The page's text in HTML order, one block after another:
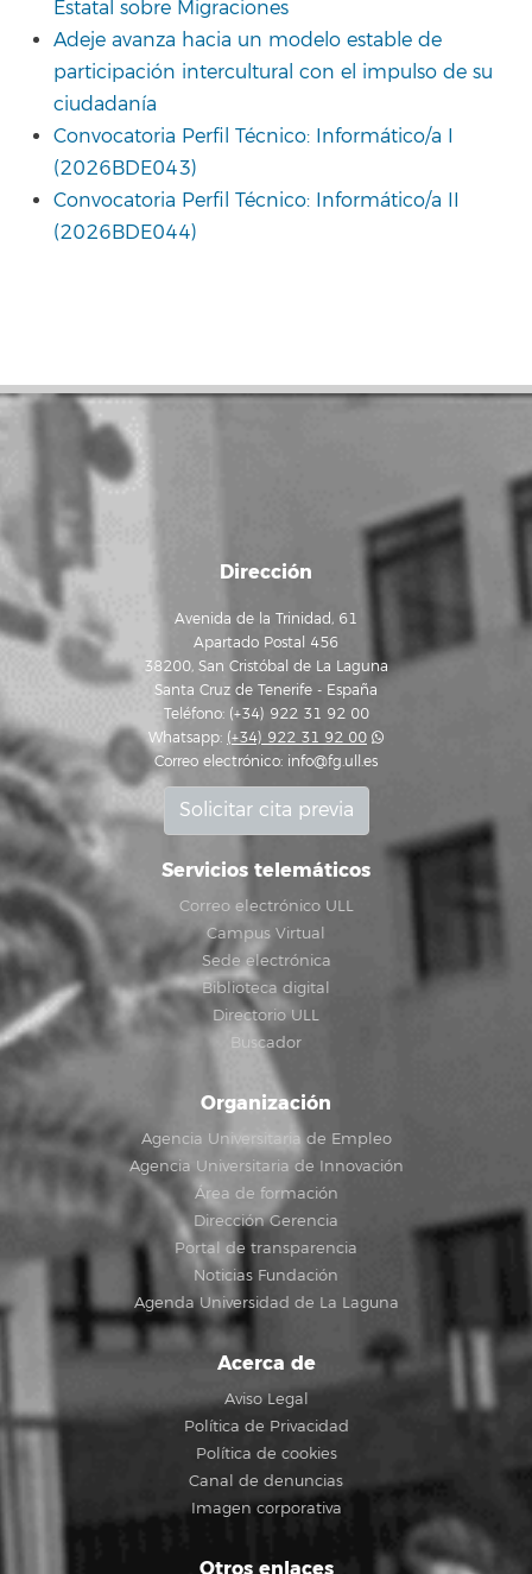
Estatal sobre Migraciones
Adeje avanza hacia un modelo estable de
participación intercultural con el impulso de su
ciudadanía
Convocatoria Perfil Técnico: Informático/a I
(2026BDE043)
Convocatoria Perfil Técnico: Informático/a II
(2026BDE044)
Dirección
Avenida de la Trinidad, 61
Apartado Postal 456
38200, San Cristóbal de La Laguna
Santa Cruz de Tenerife - España
Teléfono: (+34) 922 31 92 00
Whatsapp: (+34) 922 31 92 00
Correo electrónico: info@fg.ull.es
Solicitar cita previa
Servicios telemáticos
Correo electrónico ULL
Campus Virtual
Sede electrónica
Biblioteca digital
Directorio ULL
Buscador
Organización
Agencia Universitaria de Empleo
Agencia Universitaria de Innovación
Área de formación
Dirección Gerencia
Portal de transparencia
Noticias Fundación
Agenda Universidad de La Laguna
Acerca de
Aviso Legal
Política de Privacidad
Política de cookies
Canal de denuncias
Imagen corporativa
Otros enlaces